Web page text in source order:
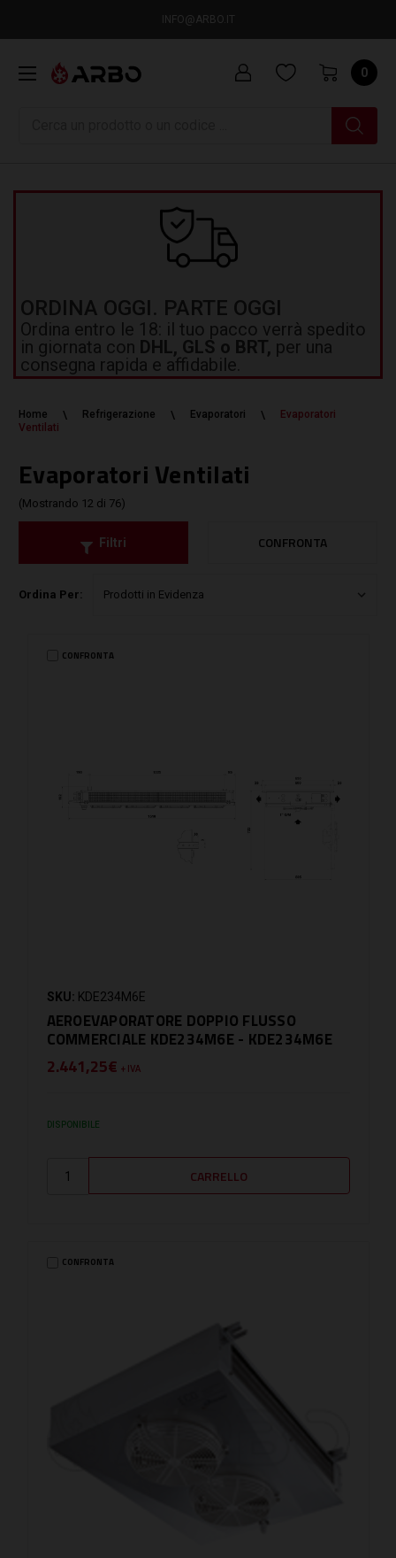
INFO@ARBO.IT
0
ORDINA OGGI. PARTE OGGI
Ordina entro le 18: il tuo pacco verrà spedito
in giornata con DHL, GLS o BRT, per una
consegna rapida e affidabile.
Home Refrigerazione Evaporatori
Evaporatori
Ventilati
Evaporatori Ventilati
(Mostrando 12 di 76)
Filtri CONFRONTA
Ordina Per:
CONFRONTA
SKU: KDE234M6E
AEROEVAPORATORE DOPPIO FLUSSO
COMMERCIALE KDE234M6E - KDE234M6E
2.441,25€ + IVA
DISPONIBILE
CONFRONTA